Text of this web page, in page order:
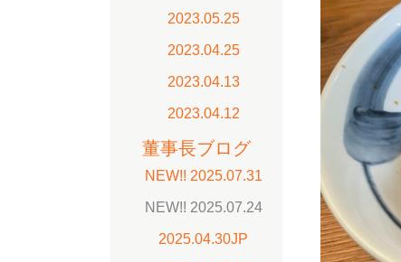
2023.05.25
2023.04.25
2023.04.13
2023.04.12
董事長ブログ
NEW!! 2025.07.31
NEW!! 2025.07.24
2025.04.30JP